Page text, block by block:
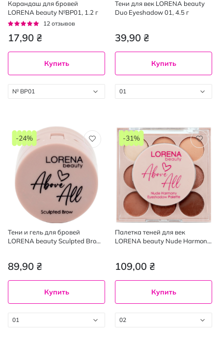
Карандаш для бровей
LORENA beauty №BP01, 1.2 г
Рейтинг:
12 отзывов
17,90 ₴
Купить
№ BP01
Тени для век LORENA beauty
Duo Eyeshadow 01, 4.5 г
39,90 ₴
Купить
01
Тени и гель для бровей
LORENA beauty Sculpted Brow
89,90 ₴
-24%
Купить
01
Палетка теней для век
LORENA beauty Nude Harmony
109,00 ₴
-31%
Купить
02